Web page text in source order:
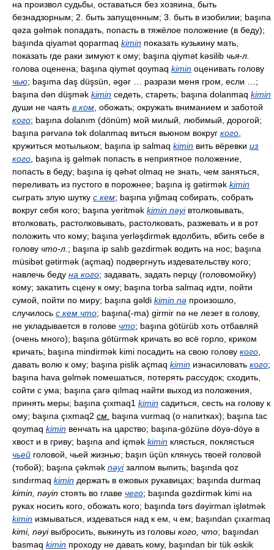
на произвол судьбы, оставаться без хозяина, быть
безнадзорным; 2. быть запущенным; 3. быть в изобилии; başına
qəza gəlmək попадать, попасть в тяжёлое положение (в беду);
başında qiyamət qoparmaq kimin показать кузькину мать,
показать где раки зимуют к ому; başına qiymət kəsilib чья-л.
голова оценена; başına qiymət qoymaq kimin оценивать голову
чью; başıma daş düşsün, əgər … разрази меня гром, если …;
başına dən düşmək kimin седеть, стареть; başına dolanmaq kimin
души не чаять в ком , обожать; окружать вниманием и заботой
кого; başına dolanım (dönüm) мой милый, любимый, дорогой;
başına pərvanə tək dolanmaq виться вьюном вокруг кого
кружиться мотыльком; başına ip salmaq kimin вить вёревки из
кого , başına iş gəlmək попасть в неприятное положение,
попасть в беду; başına iş qəhət olmaq не знать, чем заняться,
переливать из пустого в порожнее; başına iş gətirmək kimin
сыграть злую шутку с кем; başına yığmaq собирать, собрать
вокруг себя кого; başına yeritmək kimin nəyiвтолковывать,
втолковать, растолковывать, растолковать, разжевать и в рот
положить что кому; başına yerləşdirmək вдолбить, вбить себе в
голову что-л. ; başına ip salıb gəzdirmək водить на нос; başına
müsibət gətirmək (açmaq) подвергнуть издевательству кого;
навлечь беду на кого; задавать, задать перцу (головомойку)
кому; закатить сцену к ому; başına torba salmaq идти, пойти
сумой, пойти по миру; başına gəldi kimin nə произошло,
случилось с кем что; başına(-ma) girmir nə не лезет в голову,
не укладывается в голове что; başına götürüb хоть отбавляй
(очень много); başına götürmək кричать во всё горло, криком
кричать; başına mindirmək kimi посадить на свою голову кого
давать волю к ому; başına pislik açmaq kimin изнасиловать кого;
başına hava gəlmək помешаться, потерять рассудок; сходить,
сойти с ума; başına çarə qılmaq найти выход из положения,
принять меры; başına çıxmaq1 kimin садиться, сесть на голову к
ому; başına çıxmaq2 см. başına vurmaq (о напитках); başına tac
qoymaq kimin венчать на царство; başına-gözünə döyə-döyə в
хвост и в гриву; başına and içmək kimin клясться, поклясться
чьей головой, чьей жизнью; başın üçün клянусь твоей головой
(тобой); başına çəkmək nəyiзалпом выпить; başında qoz
sındırmaq kimin держать в ежовых рукавицах; başında durmaq
kimin, nəyin стоять во главе чего; başında gəzdirmək kimi на
руках носить кого, обожать кого; başında tərs dəyirman işlətmək
kimin измываться, издеваться над к ем, ч ем; başından çıxarmaq
kimi, nəyiвыбросить, выкинуть из головы кого, что; başından
basmaq kimin проходу не давать кому, başından bir tük əskik